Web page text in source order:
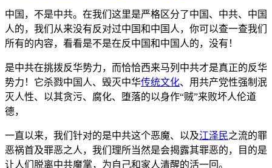
中国，不是中共。在我们这里是严格区分了中国、中共、中国
人的，我们从来没有反对过中国和中国人，你可以查一查我们
所有的内容，看看是不是在反中国和中国人的，没有！
是中共在挑拨反华势力，而恰恰西来马列中共才是真正的反华
势力！它杀戮中国人、毁灭中华传统文化、用共产党性强制泯
灭人性、以其贪污、腐化、堕落的以身作“贼”来败坏人伦道
德，
一直以来，我们针对的是中共这个恶魔、以及江泽民之流的罪
恶祸首及罪恶之人，我们理所当然是会揭露其罪恶的，目的是
让人们脱离中共魔掌，为自己和家人清醒的活一回。